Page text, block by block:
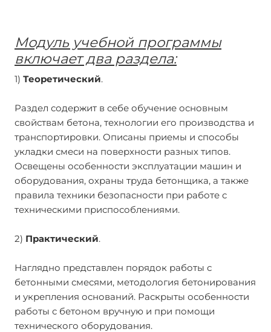
Модуль учебной программы
включает два раздела:
1) Теоретический.
Раздел содержит в себе обучение основным
свойствам бетона, технологии его производства и
транспортировки. Описаны приемы и способы
укладки смеси на поверхности разных типов.
Освещены особенности эксплуатации машин и
оборудования, охраны труда бетонщика, а также
правила техники безопасности при работе с
техническими приспособлениями.
2) Практический.
Наглядно представлен порядок работы с
бетонными смесями, методология бетонирования
и укрепления оснований. Раскрыты особенности
работы с бетоном вручную и при помощи
технического оборудования.